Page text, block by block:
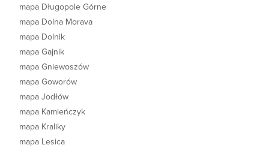
mapa Długopole Górne
mapa Dolna Morava
mapa Dolnik
mapa Gajnik
mapa Gniewoszów
mapa Goworów
mapa Jodłów
mapa Kamieńczyk
mapa Kraliky
mapa Lesica